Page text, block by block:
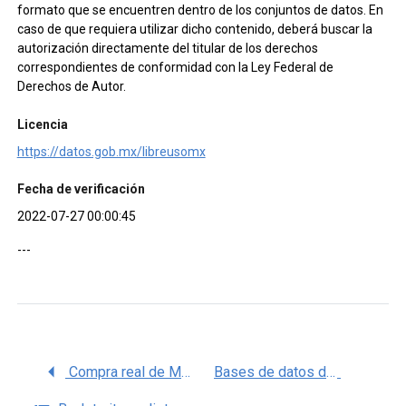
formato que se encuentren dentro de los conjuntos de datos. En
caso de que requiera utilizar dicho contenido, deberá buscar la
autorización directamente del titular de los derechos
correspondientes de conformidad con la Ley Federal de
Derechos de Autor.
Licencia
https://datos.gob.mx/libreusomx
Fecha de verificación
2022-07-27 00:00:45
---
Compra real de Medicamentos, Consumo real de medicamentos, INPER Bases de datos del boletín estadístico sobre el exceso de mortalidad en México 2020